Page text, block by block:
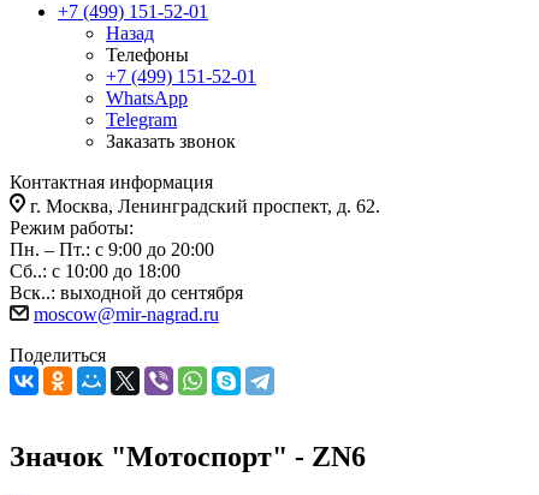
+7 (499) 151-52-01
Назад
Телефоны
+7 (499) 151-52-01
WhatsApp
Telegram
Заказать звонок
Контактная информация
г. Москва, Ленинградский проспект, д. 62.
Режим работы:
Пн. – Пт.: с 9:00 до 20:00
Сб..: с 10:00 до 18:00
Вск..: выходной до сентября
moscow@mir-nagrad.ru
Поделиться
Значок "Мотоспорт" - ZN6